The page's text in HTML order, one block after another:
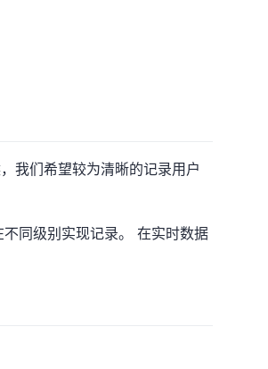
我们希望较为清晰的记录用户
同级别实现记录。 在实时数据